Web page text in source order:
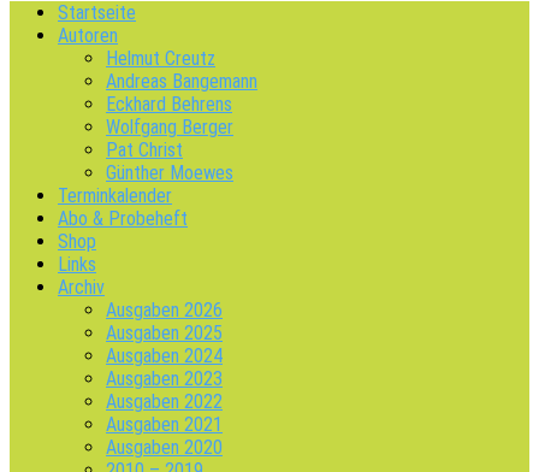
Startseite
Autoren
Helmut Creutz
Andreas Bangemann
Eckhard Behrens
Wolfgang Berger
Pat Christ
Günther Moewes
Terminkalender
Abo & Probeheft
Shop
Links
Archiv
Ausgaben 2026
Ausgaben 2025
Ausgaben 2024
Ausgaben 2023
Ausgaben 2022
Ausgaben 2021
Ausgaben 2020